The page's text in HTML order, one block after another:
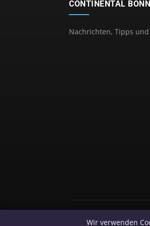
CONTINENTAL BONN
Nachrichten, Tipps
Wir verwenden